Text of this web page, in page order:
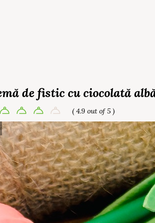
de fistic cu ciocolată
( 4.9 out of 5 )
Recipe